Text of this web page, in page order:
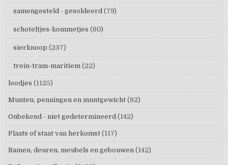
samengesteld - gesoldeerd (79)
schoteltjes-kommetjes (80)
sierknoop (237)
trein-tram-maritiem (22)
loodjes (1125)
Munten, penningen en muntgewicht (82)
Onbekend - niet gedetermineerd (142)
Plaats of staat van herkomst (117)
Ramen, deuren, meubels en gebouwen (142)